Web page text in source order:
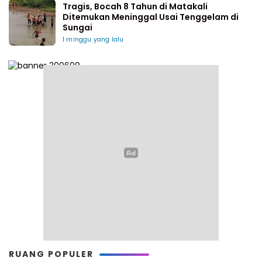
Tragis, Bocah 8 Tahun di Matakali
Ditemukan Meninggal Usai Tenggelam di
Sungai
1 minggu yang lalu
RUANG POPULER